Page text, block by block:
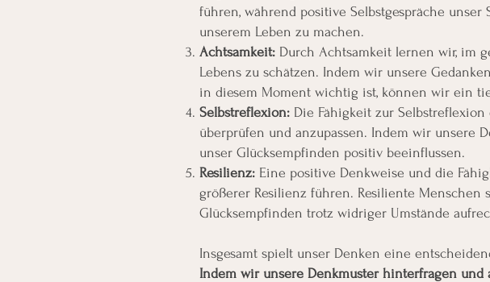
führen, während positive Selbstgespräche unser
unserem Leben zu machen.
Achtsamkeit: Durch Achtsamkeit lernen wir, im
Lebens zu schätzen. Indem wir unsere
in diesem Moment wichtig ist, können wir ein
Selbstreflexion: Die Fähigkeit zur
überprüfen und anzupassen. Indem wir unsere
unser Glücksempfinden positiv beeinflussen.
Resilienz: Eine positive Denkweise und die
größerer Resilienz führen. Resiliente Menschen
Glücksempfinden trotz widriger Umstände
Insgesamt spielt unser Denken eine
Indem wir unsere Denkmuster hinterfragen